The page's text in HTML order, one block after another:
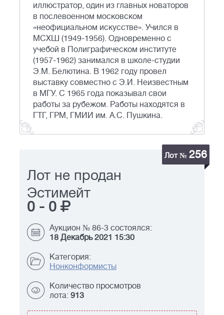
иллюстратор, один из главных новаторов
в послевоенном московском
«неофициальном искусстве». Учился в
МСХШ (1949-1956). Одновременно с
учебой в Полиграфическом институте
(1957-1962) занимался в школе-студии
Э.М. Белютина. В 1962 году провел
выставку совместно с Э.И. Неизвестным
в МГУ. С 1965 года показывал свои
работы за рубежом. Работы находятся в
ГТГ, ГРМ, ГМИИ им. А.С. Пушкина.
Лот № 256
Лот не продан
Эстимейт
0 - 0
Аукцион № 86-3 состоялся:
18 Декабрь 2021 15:30
Категория:
Нонконформисты
Количество просмотров
лота: 913